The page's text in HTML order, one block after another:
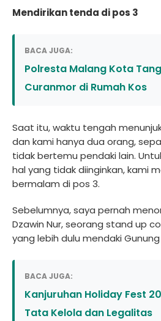
Mendirikan tenda di pos 3
BACA JUGA:
Polresta Malang Kota
Curanmor di Rumah Kos
Saat itu, waktu tengah
dan kami hanya dua orang,
tidak bertemu pendaki lain.
hal yang tidak diinginkan, kami
bermalam di pos 3.
Sebelumnya, saya pernah
Dzawin Nur, seorang stand up
yang lebih dulu mendaki Gunung
BACA JUGA:
Kanjuruhan Holiday Fest
Tata Kelola dan Legalitas